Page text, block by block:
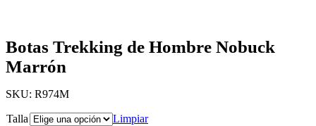
Botas Trekking de Hombre Nobuck
Marrón
SKU: R974M
Talla Limpiar